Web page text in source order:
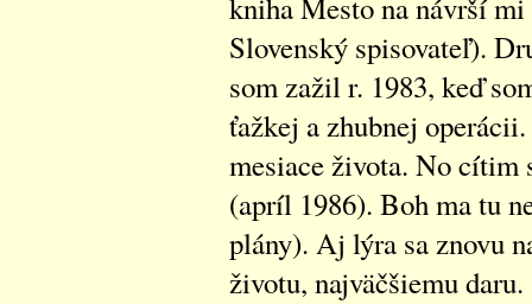
kniha Mesto na návrší
Slovenský spisovateľ).
som zažil r. 1983, keď
ťažkej a zhubnej
mesiace života. No cítim
(apríl 1986). Boh ma tu
plány). Aj lýra sa znovu
životu, najväčšiemu daru.